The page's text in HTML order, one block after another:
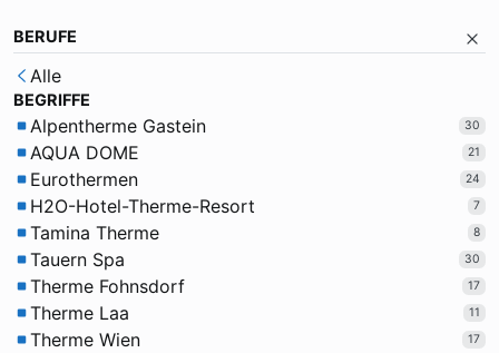
BERUFE
Alle
BEGRIFFE
Alpentherme Gastein 30
AQUA DOME 21
Eurothermen 24
H2O-Hotel-Therme-Resort 7
Tamina Therme 8
Tauern Spa 30
Therme Fohnsdorf 17
Therme Laa 11
Therme Wien 17